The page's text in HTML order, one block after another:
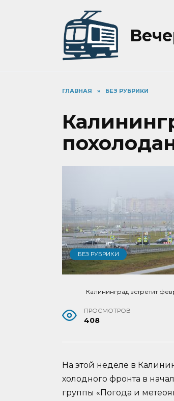
ГЛАВНАЯ » БЕЗ РУБРИКИ
БЕЗ РУБРИКИ
Калининград встретит
ПРОСМОТРОВ
408
На этой неделе в
холодного фронта в
группы «Погода и